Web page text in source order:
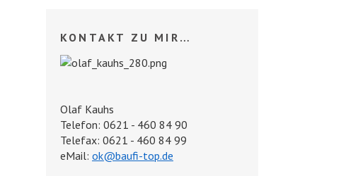
KONTAKT ZU MIR…
Olaf Kauhs
Telefon: 0621 - 460 84 90
Telefax: 0621 - 460 84 99
eMail: ok@baufi-top.de